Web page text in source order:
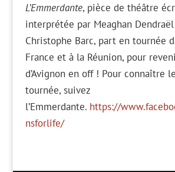
L’Emmerdante, pièce de théâtre
interprétée par Meaghan
Christophe Barc, part en tournée
France et à la Réunion, pour
d’Avignon en off ! Pour connaître
tournée, suivez
l’Emmerdante. https://
nsforlife/